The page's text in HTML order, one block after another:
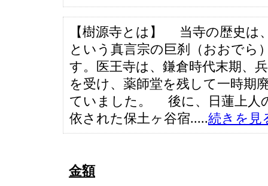
【樹源寺とは】 当寺の歴史は
という真言宗の巨刹（おおでら
す。医王寺は、鎌倉時代末期、
を受け、薬師堂を残して一時期
ていました。 後に、日蓮上人
依された保土ヶ谷宿.....続きを見
金額